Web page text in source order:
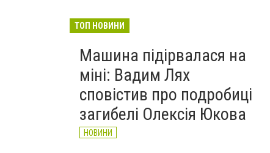
долучилися до відбудови
НОВИНИ
ТОП НОВИНИ
Машина підірвалася на
міні: Вадим Лях
сповістив про подробиці
загибелі Олексія Юкова
НОВИНИ